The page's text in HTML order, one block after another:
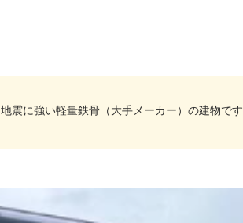
地震に強い軽量鉄骨（大手メーカー）の建物で